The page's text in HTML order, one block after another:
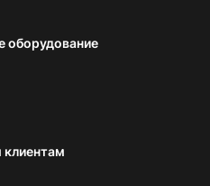
оборудование
клиентам